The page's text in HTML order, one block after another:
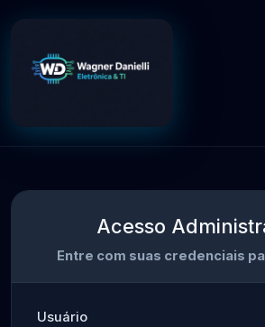
Acesso
Entre com suas credenciais
Usuário